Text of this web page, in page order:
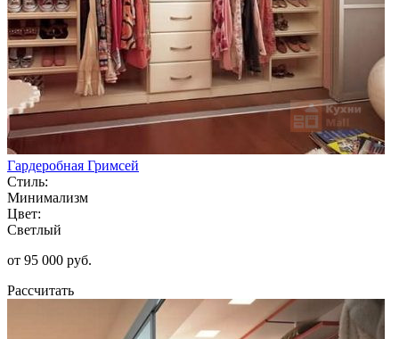
Гардеробная Гримсей
Стиль:
Минимализм
Цвет:
Светлый
от 95 000 руб.
Рассчитать